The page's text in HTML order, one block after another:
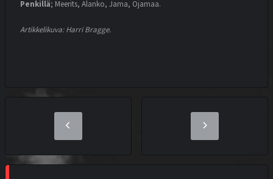
Penkillä; Meerits, Alanko, Jama, Ojamaa.
Artikkelikuva: Harri Bragge.